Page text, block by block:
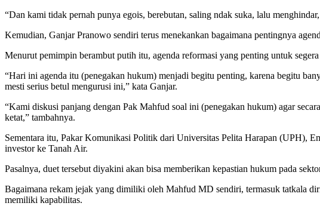
“Dan kami tidak pernah punya egois, berebutan, saling ndak suka, lalu
Kemudian, Ganjar Pranowo sendiri terus menekankan bagaimana pentingnya
Menurut pemimpin berambut putih itu, agenda reformasi yang penting untuk
“Hari ini agenda itu (penegakan hukum) menjadi begitu penting, karena begitu
mesti serius betul mengurusi ini,” kata Ganjar.
“Kami diskusi panjang dengan Pak Mahfud soal ini (penegakan hukum) agar
ketat,” tambahnya.
Sementara itu, Pakar Komunikasi Politik dari Universitas Pelita Harapan (UPH),
investor ke Tanah Air.
Pasalnya, duet tersebut diyakini akan bisa memberikan kepastian hukum pada
Bagaimana rekam jejak yang dimiliki oleh Mahfud MD sendiri, termasuk tatkala
memiliki kapabilitas.